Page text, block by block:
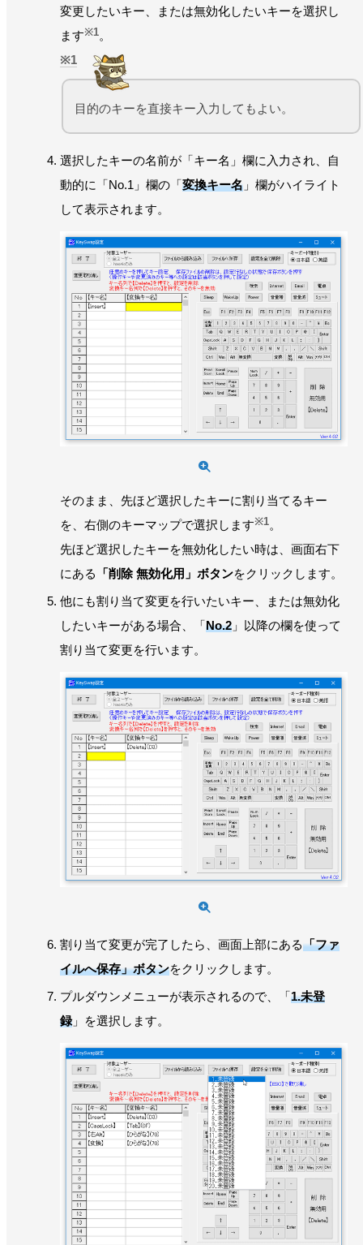
変更したいキー、または無効化したいキーを選択し
ます※1。
1
目的のキーを直接キー入力してもよい。
選択したキーの名前が「キー名」欄に入力され、自
動的に「No.1」欄の「変換キー名 」欄がハイライト
して表示されます。
そのまま、先ほど選択したキーに割り当てるキー
を、右側のキーマップで選択します※1。
先ほど選択したキーを無効化したい時は、画面右下
にある
「削除 無効化用」ボタンをクリックします。
他にも割り当て変更を行いたいキー、または無効化
したいキーがある場合、「No.2 」以降の欄を使って
割り当て変更を行います。
割り当て変更が完了したら、画面上部にある「ファ
イルへ保存」ボタンをクリックします。
プルダウンメニューが表示されるので、「1.未登
録」を選択します。